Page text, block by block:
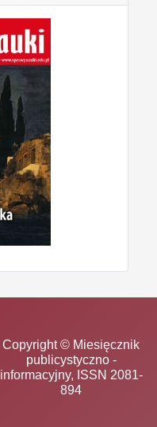
Copyright © Miesięcznik
publicystyczno -
informacyjny, ISSN 2081-
894